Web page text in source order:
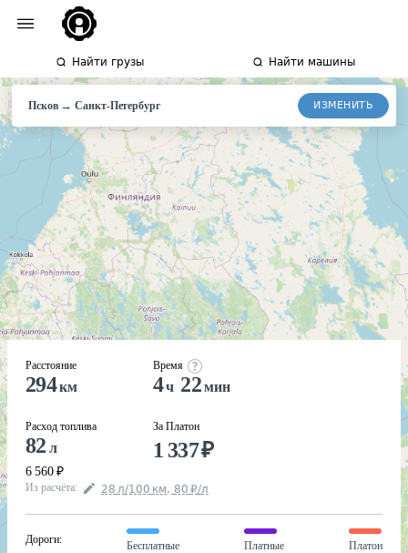
Найти грузы Найти машины
Псков→Санкт-Петербург ИЗМЕНИТЬ
Расстояние
294км
Расход топлива
82 л
6 560 ₽
Время
4ч 22мин
За Платон
1 337₽
Из расчёта: 28 л/100 км, 80 ₽/л
Дороги:
Бесплатные Платные Платон